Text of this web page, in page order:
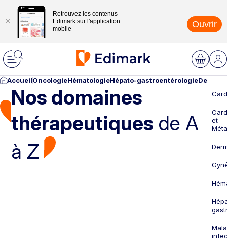
Retrouvez les contenus
Edimark sur l'application
mobile
Ouvrir
AccueilOncologieHématologieHépato-gastroentérologie
Nos domaines
thérapeutiques de A
à Z
et